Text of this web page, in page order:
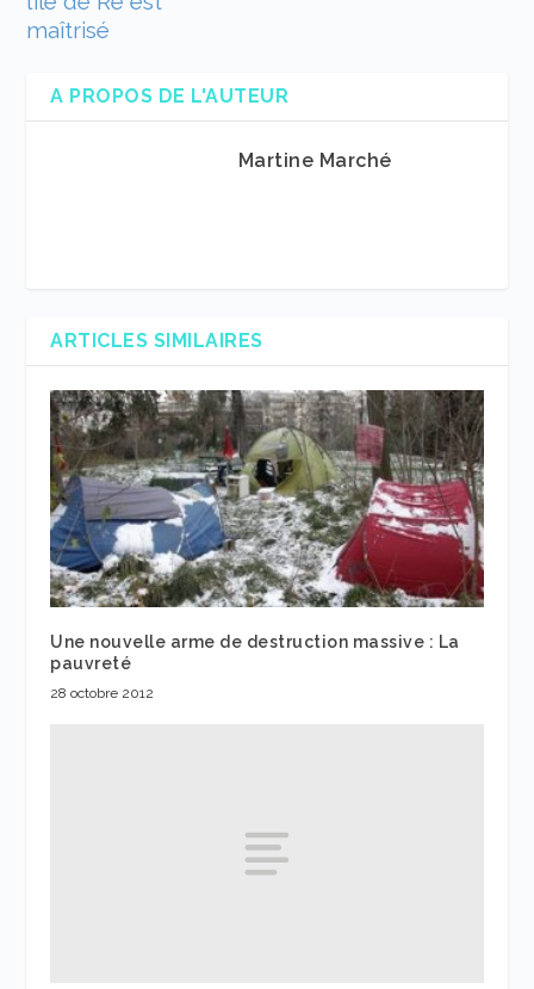
maîtrisé
A PROPOS DE L'AUTEUR
Martine Marché
ARTICLES SIMILAIRES
Une nouvelle arme de destruction massive : La
pauvreté
28 octobre 2012